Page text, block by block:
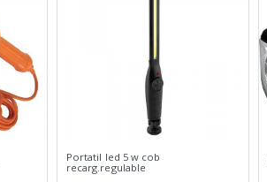
Portatil led 5 w cob
recarg.regulable